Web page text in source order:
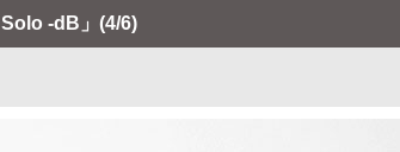
-dB」 (4/6)